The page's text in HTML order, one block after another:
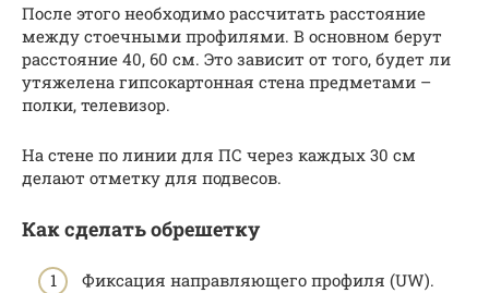
После этого необходимо рассчитать расстояние
между стоечными профилями. В основном берут
расстояние 40, 60 см. Это зависит от того, будет ли
утяжелена гипсокартонная стена предметами –
полки, телевизор.
На стене по линии для ПС через каждых 30 см
делают отметку для подвесов.
Как сделать обрешетку
Фиксация направляющего профиля (UW).